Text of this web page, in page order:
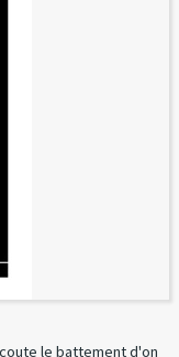
le battement d'on